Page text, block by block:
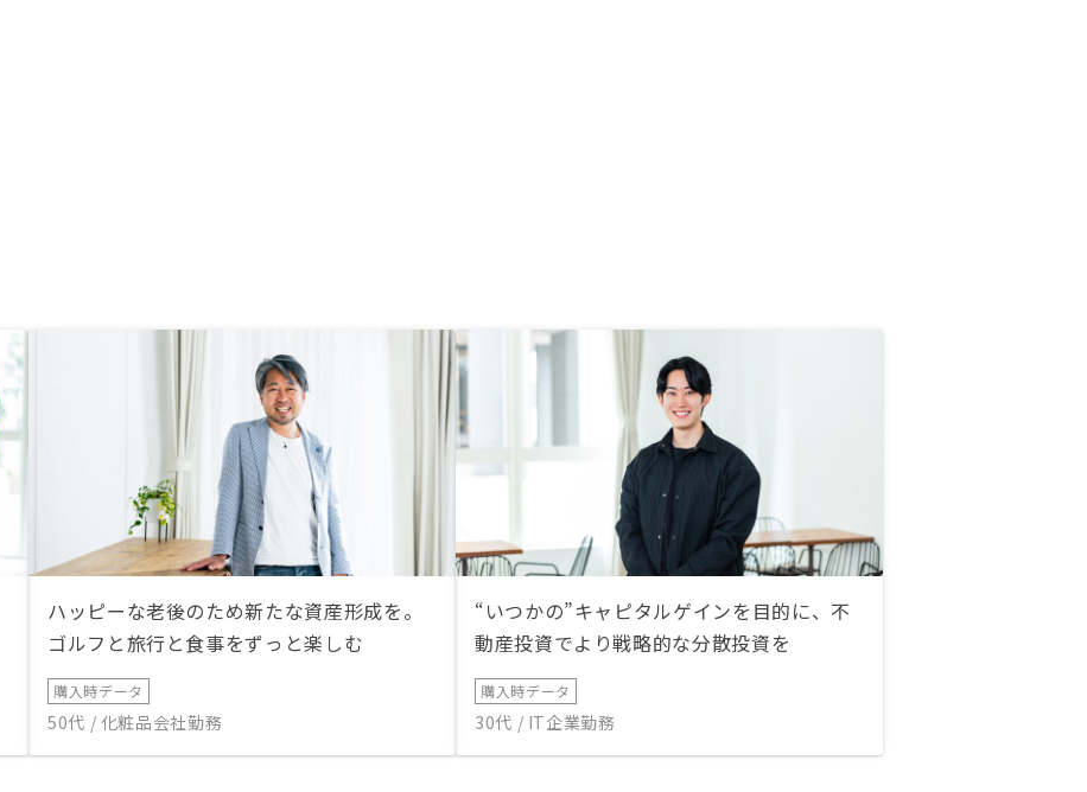
ハッピーな老後のため新たな資産形成を。
ゴルフと旅行と食事をずっと楽しむ
購入時データ
50代 / 化粧品会社勤務
“いつかの”キャピタルゲインを目的に、不
動産投資でより戦略的な分散投資を
購入時データ
30代 / IT企業勤務